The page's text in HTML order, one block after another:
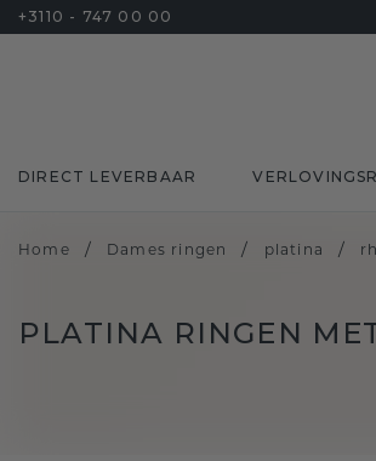
+3110 - 747 00 00
DIRECT LEVERBAAR
Home / Dames ringen / platina /
PLATINA RINGEN